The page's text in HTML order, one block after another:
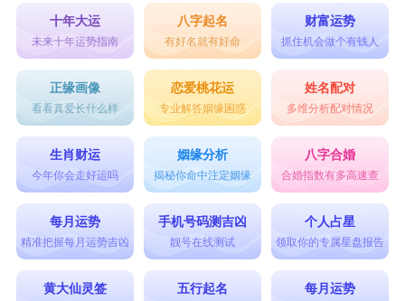
扬光大、继往开来、继继承承。兰字拼音为lán,兰
字五行属木,康熙笔画23笔,上下结构。兰字大概意
思指:指兰花和兰草,经常用以比喻君子。兰花、芝
兰、兰章、香气。名字出自元稹的诗句《谁能继此
名，名流袭兰麝》
【白东美】
拼音：dōngměi，音调为：阴平 上声 强而有力又响
亮大气，名字五行组合木水。名字姓名学笔画数组
合：8+9=17。东字拼音为dōng,东字五行属木,康熙
十年大运
未来十年运势指南
八字起名
有好名就有好命
财富运势
抓住机会做个有钱人
正缘画像
看看真爱长什么样
恋爱桃花运
专业解答姻缘困惑
姓名配对
多维分析配对情况
生肖财运
今年你会走好运吗
姻缘分析
揭秘你命中注定姻缘
八字合婚
合婚指数有多高速查
每月运势
精准把握每月运势吉凶
手机号码测吉凶
靓号在线测试
个人占星
领取你的专属星盘报告
黄大仙灵签 五行起名 每月运势